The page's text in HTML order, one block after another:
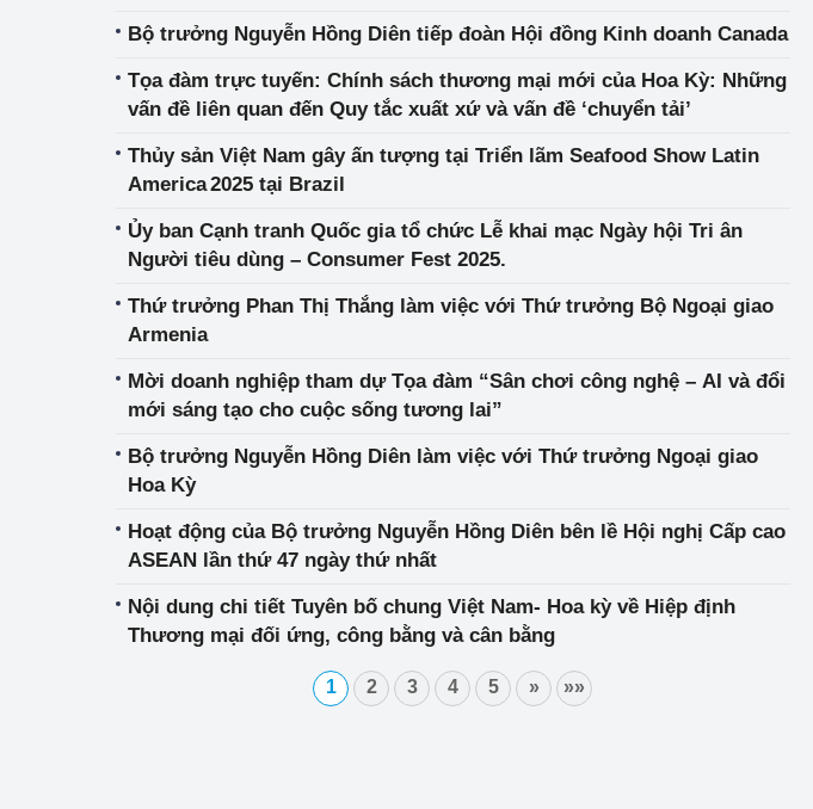
Bộ trưởng Nguyễn Hồng Diên tiếp đoàn Hội đồng Kinh doanh Canada
Tọa đàm trực tuyến: Chính sách thương mại mới của Hoa Kỳ: Những
vấn đề liên quan đến Quy tắc xuất xứ và vấn đề ‘chuyển tải’
Thủy sản Việt Nam gây ấn tượng tại Triển lãm Seafood Show Latin
America 2025 tại Brazil
Ủy ban Cạnh tranh Quốc gia tổ chức Lễ khai mạc Ngày hội Tri ân
Người tiêu dùng – Consumer Fest 2025.
Thứ trưởng Phan Thị Thắng làm việc với Thứ trưởng Bộ Ngoại giao
Armenia
Mời doanh nghiệp tham dự Tọa đàm “Sân chơi công nghệ – AI và đổi
mới sáng tạo cho cuộc sống tương lai”
Bộ trưởng Nguyễn Hồng Diên làm việc với Thứ trưởng Ngoại giao
Hoa Kỳ
Hoạt động của Bộ trưởng Nguyễn Hồng Diên bên lề Hội nghị Cấp cao
ASEAN lần thứ 47 ngày thứ nhất
Nội dung chi tiết Tuyên bố chung Việt Nam- Hoa kỳ về Hiệp định
Thương mại đối ứng, công bằng và cân bằng
1 2 3 4 5 » »»